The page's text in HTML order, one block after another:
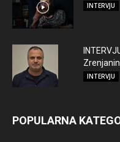
INTERVJU
INTERVJU
POPULARNA